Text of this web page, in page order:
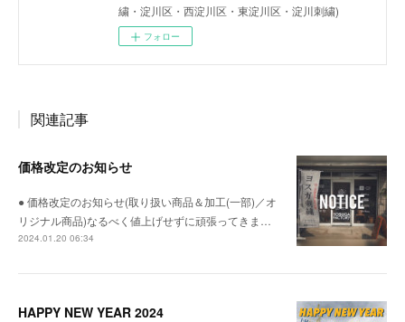
繍・淀川区・西淀川区・東淀川区・淀川刺繍)
フォロー
関連記事
価格改定のお知らせ
● 価格改定のお知らせ(取り扱い商品＆加工(一部)／オ
リジナル商品)なるべく値上げせずに頑張ってきま…
2024.01.20 06:34
HAPPY NEW YEAR 2024